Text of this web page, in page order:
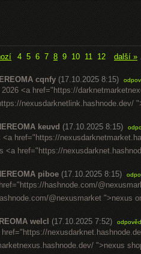
4 5 6 7 8 9 10 11 12 další »
cqnfy (17.10.2025 8:15)
<a href="https://
nexusdarknetlink.hashnode.dev/
keuvd (17.10.2025 8:15)
<a href="https://
<a href="https://
piboe (17.10.2025 8:15)
hashnode.com/
@nexusmarket ">nexus
welcl (17.10.2025 7:52)
">nexus